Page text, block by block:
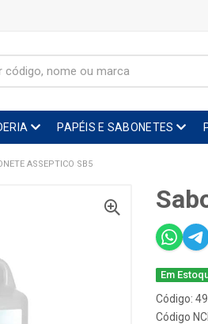
PAPÉIS E SABONETES
ASSEPTICO SB5
Em
Código:
Código